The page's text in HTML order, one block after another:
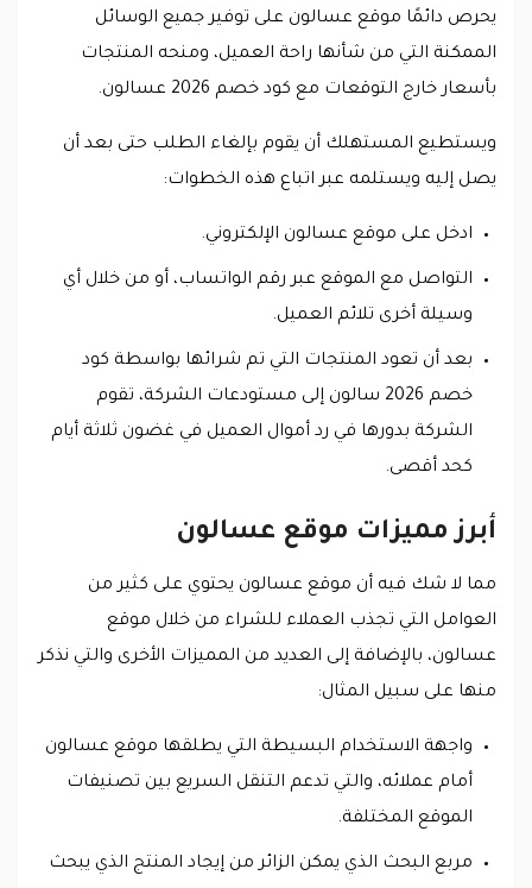
يحرص دائمًا موقع عسالون على توفير جميع الوسائل
الممكنة التي من شأنها راحة العميل، ومنحه المنتجات
بأسعار خارج التوقعات مع كود خصم 2026 عسالون.
ويستطيع المستهلك أن يقوم بإلغاء الطلب حتى بعد أن
يصل إليه ويستلمه عبر اتباع هذه الخطوات:
ادخل على موقع عسالون الإلكتروني.
التواصل مع الموقع عبر رقم الواتساب، أو من خلال أي
وسيلة أخرى تلائم العميل.
بعد أن تعود المنتجات التي تم شرائها بواسطة كود
خصم 2026 سالون إلى مستودعات الشركة، تقوم
الشركة بدورها في رد أموال العميل في غضون ثلاثة أيام
كحد أقصى.
أبرز مميزات موقع عسالون
مما لا شك فيه أن موقع عسالون يحتوي على كثير من
العوامل التي تجذب العملاء للشراء من خلال موقع
عسالون، بالإضافة إلى العديد من المميزات الأخرى والتي نذكر
منها على سبيل المثال:
واجهة الاستخدام البسيطة التي يطلقها موقع عسالون
أمام عملائه، والتي تدعم التنقل السريع بين تصنيفات
الموقع المختلفة.
مربع البحث الذي يمكن الزائر من إيجاد المنتج الذي يبحث